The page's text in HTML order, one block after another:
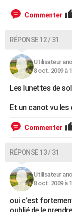
Commenter
RÉPONSE 12 / 31
Utilisateur
8 oct. 2009 à
Les lunettes de
Et un canot vu les
Commenter
RÉPONSE 13 / 31
Utilisateur
8 oct. 2009 à
oui c'est